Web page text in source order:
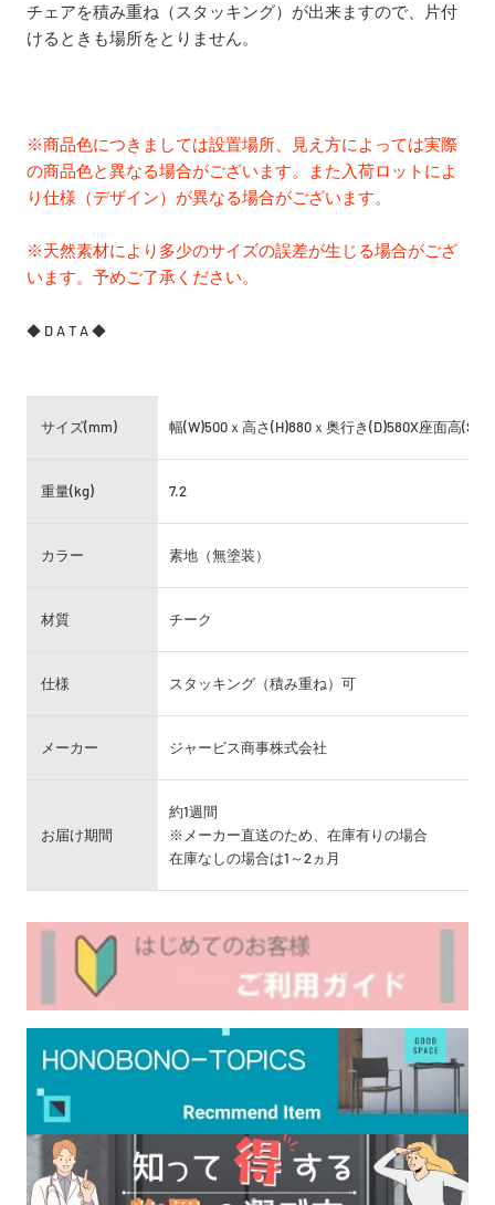
チェアを積み重ね（スタッキング）が出来ますので、片付
けるときも場所をとりません。
※商品色につきましては設置場所、見え方によっては実際
の商品色と異なる場合がございます。また入荷ロットによ
り仕様（デザイン）が異なる場合がございます。
※天然素材により多少のサイズの誤差が生じる場合がござ
います。予めご了承ください。
◆ D A T A ◆
サイズ(mm) 幅(W)500ｘ高さ(H)880ｘ 奥行き(D)580X座面高
重量(kg) 7.2
カラー 素地（無塗装）
材質 チーク
仕様 スタッキング（積み重ね）可
メーカー ジャービス商事株式会社
お届け期間
約1週間
※メーカー直送のため、在庫有りの場合
在庫なしの場合は1～2ヵ月